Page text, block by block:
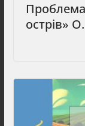
острів»